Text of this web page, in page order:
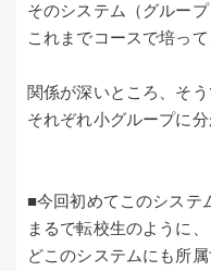
そのシステム（グループ
これまでコースで培っ
関係が深いところ、そう
それぞれ小グループに分
■今回初めてこのシステ
まるで転校生のように、
どこのシステムにも所